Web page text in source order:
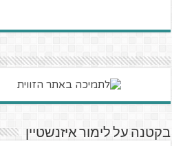
בקטנה על לימור איזנשטיין